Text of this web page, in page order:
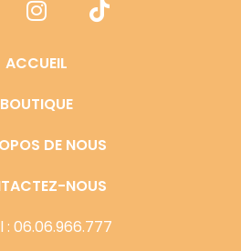
ACCUEIL
BOUTIQUE
DE NOUS
NOUS
: 06.06.966.777